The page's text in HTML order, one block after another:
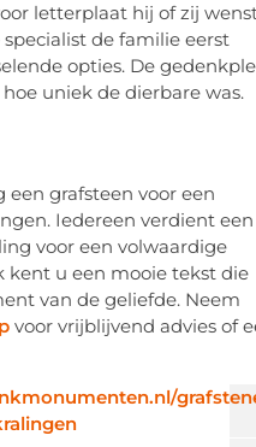
letterplaat hij of zij
de familie eerst
opties. De
uniek de dierbare was.
een grafsteen voor een
Iedereen verdient een
voor een volwaardige
kent u een mooie tekst die
van de geliefde. Neem
voor vrijblijvend advies of